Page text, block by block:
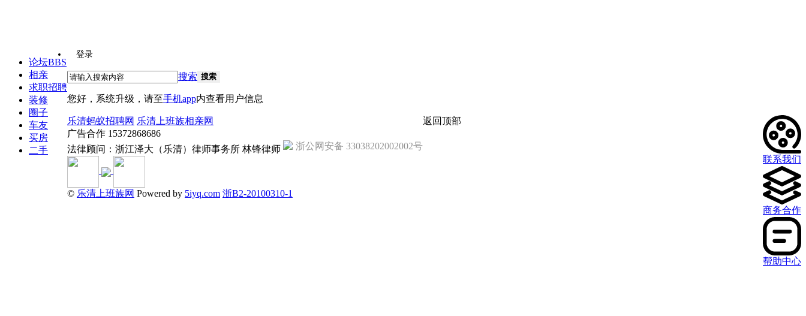
论坛BBS
相亲
求职招聘
装修
圈子
车友
买房
二手
登录
搜索 搜索
您好，系统升级，请至手机app内查看用户信息
乐清蚂蚁招聘网 乐清上班族相亲网
广告合作 15372868686
法律顾问：浙江泽大（乐清）律师事务所 林锋律师
浙公网安备 33038202002002号
© 乐清上班族网 Powered by 5iyq.com 浙B2-20100310-1
联系我们
商务合作
帮助中心
返回顶部